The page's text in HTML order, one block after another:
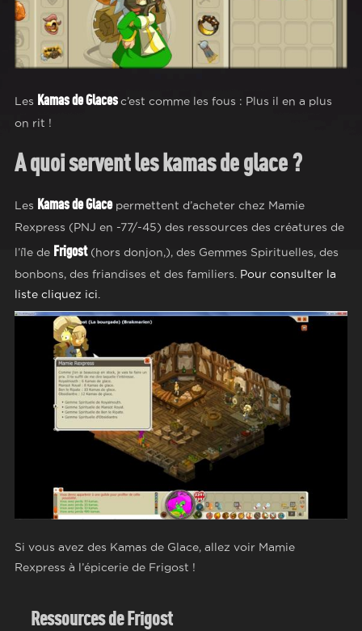
Les Kamas de Glacesc’est comme les fous : Plus il en a plus
on rit !
A quoi servent leskamas de glace?
Les Kamas de Glacepermettent d’acheter chez Mamie
Rexpress (PNJ en -77/-45) des ressources des créatures de
l’île de Frigost(hors donjon,), des Gemmes Spirituelles, des
bonbons, des friandises et des familiers. Pour consulter la
liste cliquez ici.
Si vous avez des Kamas de Glace, allez voir Mamie
Rexpress à l’épicerie de Frigost !
Ressources deFrigost